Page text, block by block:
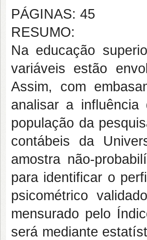
PÁGINAS: 45
RESUMO:
Na educação
variáveis estão
Assim, com
analisar a influência
população da
contábeis da
amostra não-
para identificar o
psicométrico
mensurado pelo
será mediante